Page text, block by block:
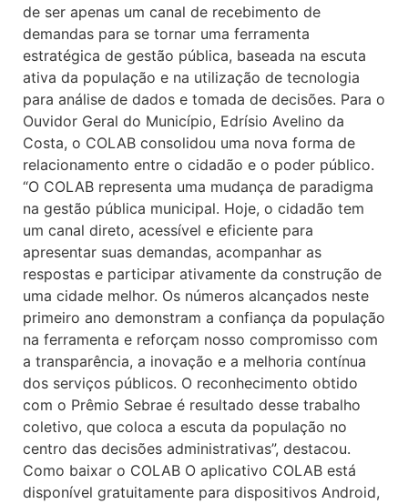
de ser apenas um canal de recebimento de
demandas para se tornar uma ferramenta
estratégica de gestão pública, baseada na escuta
ativa da população e na utilização de tecnologia
para análise de dados e tomada de decisões. Para o
Ouvidor Geral do Município, Edrísio Avelino da
Costa, o COLAB consolidou uma nova forma de
relacionamento entre o cidadão e o poder público.
“O COLAB representa uma mudança de paradigma
na gestão pública municipal. Hoje, o cidadão tem
um canal direto, acessível e eficiente para
apresentar suas demandas, acompanhar as
respostas e participar ativamente da construção de
uma cidade melhor. Os números alcançados neste
primeiro ano demonstram a confiança da população
na ferramenta e reforçam nosso compromisso com
a transparência, a inovação e a melhoria contínua
dos serviços públicos. O reconhecimento obtido
com o Prêmio Sebrae é resultado desse trabalho
coletivo, que coloca a escuta da população no
centro das decisões administrativas”, destacou.
Como baixar o COLAB O aplicativo COLAB está
disponível gratuitamente para dispositivos Android,